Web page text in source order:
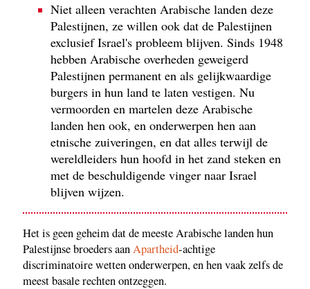
Niet alleen verachten Arabische landen deze
Palestijnen, ze willen ook dat de Palestijnen
exclusief Israel's probleem blijven. Sinds 1948
hebben Arabische overheden geweigerd
Palestijnen permanent en als gelijkwaardige
burgers in hun land te laten vestigen. Nu
vermoorden en martelen deze Arabische
landen hen ook, en onderwerpen hen aan
etnische zuiveringen, en dat alles terwijl de
wereldleiders hun hoofd in het zand steken en
met de beschuldigende vinger naar Israel
blijven wijzen.
Het is geen geheim dat de meeste Arabische landen hun
Palestijnse broeders aanApartheid-achtige
discriminatoire wetten onderwerpen, en hen vaak zelfs de
meest basale rechten ontzeggen.